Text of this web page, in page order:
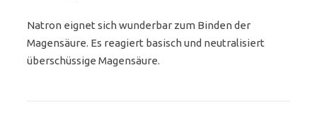
Natron eignet sich wunderbar zum Binden der
Magensäure. Es reagiert basisch und neutralisiert
überschüssige Magensäure.